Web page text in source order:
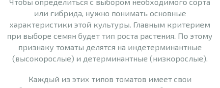
или гибрида, нужно понимать основные
характеристики этой культуры. Главным критерием
при выборе семян будет тип роста растения. По этому
признаку томаты делятся на индетерминантные
(высокорослые) и детерминантные (низкорослые).
Каждый из этих типов томатов имеет свои